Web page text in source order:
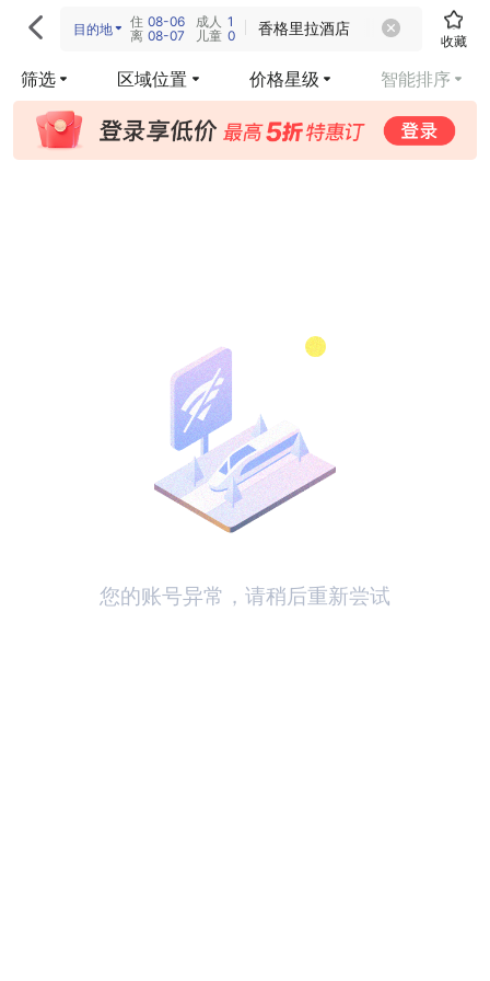
 目的地 住 08-06
离 08-07
成人 1
儿童 0 香格里拉酒店
收藏
筛选 区域位置 价格星级 智能排序
您的账号异常，请稍后重新尝试